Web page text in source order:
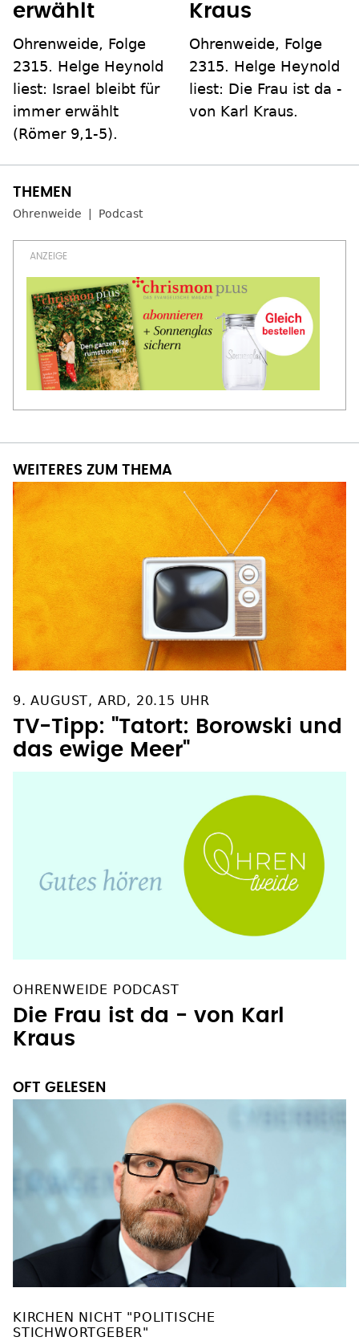
erwählt
Ohrenweide, Folge
2315. Helge Heynold
liest: Israel bleibt für
immer erwählt
(Römer 9,1-5).
Kraus
Ohrenweide, Folge
2315. Helge Heynold
liest: Die Frau ist da -
von Karl Kraus.
Ohrenweide Podcast
WEITERES ZUM THEMA
9. AUGUST, ARD, 20.15 UHR
TV-Tipp: "Tatort: Borowski und
das ewige Meer"
OHRENWEIDE PODCAST
Die Frau ist da - von Karl
Kraus
OFT GELESEN
KIRCHEN NICHT "POLITISCHE
STICHWORTGEBER"